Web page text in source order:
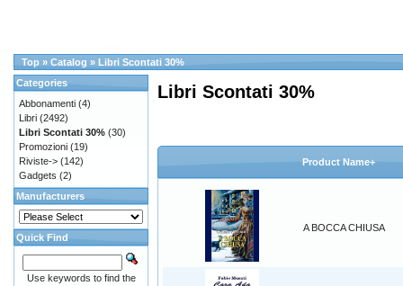
Top » Catalog » Libri Scontati 30%
Libri Scontati 30%
Product Name+
A BOCCA CHIUSA
Categories
Abbonamenti (4)
Libri (2492)
Libri Scontati 30% (30)
Promozioni (19)
Riviste-> (142)
Gadgets (2)
Manufacturers
Quick Find
Use keywords to find the